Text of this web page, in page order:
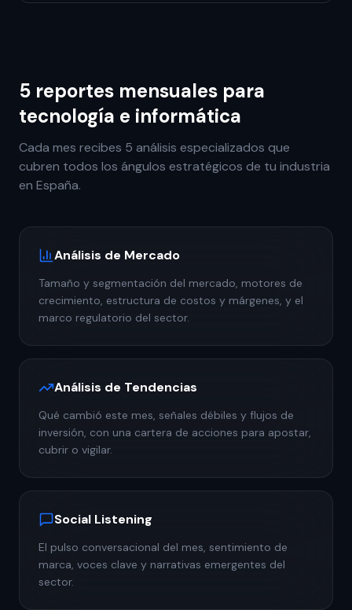
5 reportes mensuales para
tecnología e informática
Cada mes recibes 5 análisis especializados que
cubren todos los ángulos estratégicos de tu industria
en España.
Análisis de Mercado
Tamaño y segmentación del mercado, motores de
crecimiento, estructura de costos y márgenes, y el
marco regulatorio del sector.
Análisis de Tendencias
Qué cambió este mes, señales débiles y flujos de
inversión, con una cartera de acciones para apostar,
cubrir o vigilar.
Social Listening
El pulso conversacional del mes, sentimiento de
marca, voces clave y narrativas emergentes del
sector.